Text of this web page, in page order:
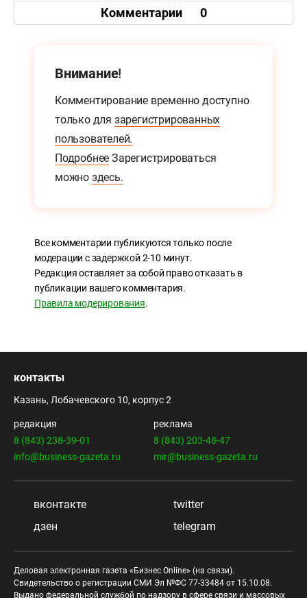
Комментарии 0
Внимание!
Комментирование временно доступно
только для зарегистрированных
пользователей.
Подробнее Зарегистрироваться
можно здесь.
Все комментарии публикуются только после
модерации с задержкой 2-10 минут.
Редакция оставляет за собой право отказать в
публикации вашего комментария.
Правила модерирования.
контакты
Казань, Лобачевского 10, корпус 2
редакция
8 (843) 238-39-01
info@business-gazeta.ru
реклама
8 (843) 203-48-47
mir@business-gazeta.ru
вконтакте
twitter
дзен
telegram
Деловая электронная газета «Бизнес Online» (на связи).
Свидетельство о регистрации СМИ Эл №ФС 77-33484 от 15.10.08.
Выдано федеральной службой по надзору в сфере связи и массовых